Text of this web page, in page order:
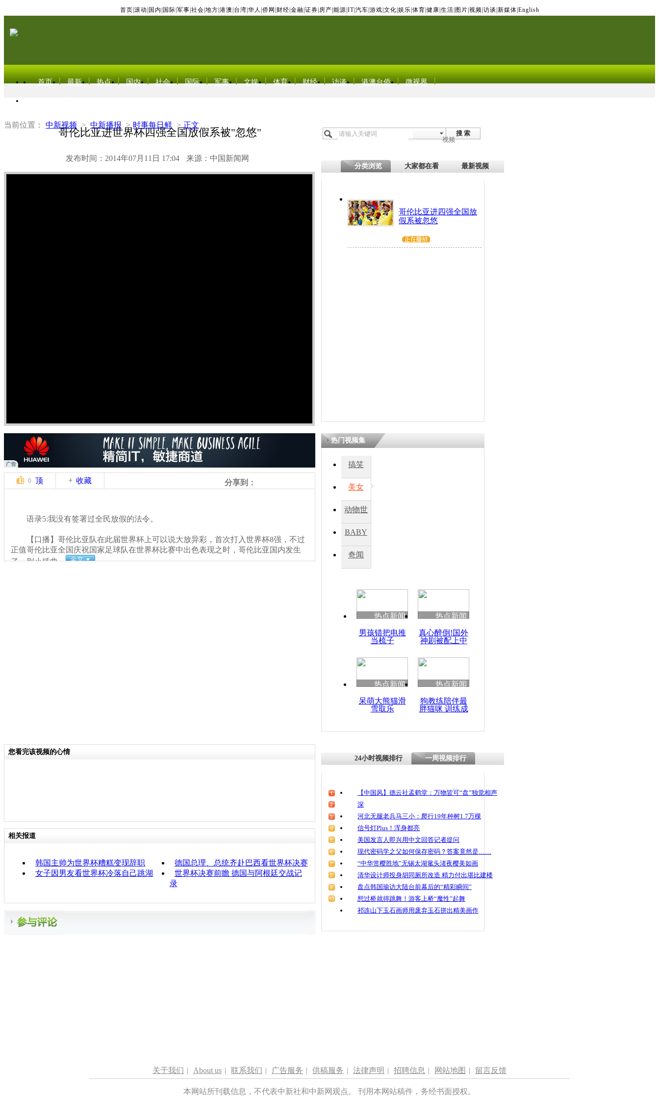
首页 滚动 国内 国际 军事 社会 地方 港澳 台湾 华人 侨网 财经 金融 证券 房产 能源 IT| 汽车 游戏 文化 娱乐 体育 健康 生活 图片 视频 访谈 新媒体 English
首页 最新 热点 国内 社会 国际 军事 文娱 体育 财经 访谈 港澳台侨 微视界
当前位置： 中新视频 > 中新播报 > 时事每日鲜 > 正文
哥伦比亚进世界杯四强全国放假系被"忽悠"
发布时间：2014年07月11日 17:04 来源：中国新闻网
搜 索
视频
分类浏览 大家都在看 最新视频
哥伦比亚进四强全国放
假系被忽悠
0 顶 收藏 分享到：
语录5:我没有签署过全民放假的法令。
【口播】哥伦比亚队在此届世界杯上可以说大放异彩，首次打入世界杯8强，不过
正值哥伦比亚全国庆祝国家足球队在世界杯比赛中出色表现之时，哥伦比亚国内发生
了一则小插曲。
热门视频集
搞笑
美女
动物世
BABY
秀
奇闻
热点新闻
男孩错把电推
当梳子
热点新闻
真心醉倒!国外
神剧被配上中
热点新闻
呆萌大熊猫滑
雪取乐
热点新闻
狗教练陪伴最
胖猫咪 训练成
您看完该视频的心情
相关报道
韩国主帅为世界杯糟糕变现辞职
德国总理、总统齐赴巴西看世界杯决赛
女子因男友看世界杯冷落自己跳湖
世界杯决赛前瞻 德国与阿根廷交战记
录
24小时视频排行 一周视频排行
【中国风】德云社孟鹤堂：万物皆可“盘”独觉相声
深
河北无腿老兵马三小：爬行19年种树1.7万棵
信号灯Plus！浑身都亮
美国发言人即兴用中文回答记者提问
现代密码学之父如何保存密码？答案竟然是……
“中华赏樱胜地”无锡太湖鼋头渚夜樱美如画
清华设计师投身胡同厕所改造 精力付出堪比建楼
盘点韩国瑜访大陆台前幕后的“精彩瞬间”
想过桥就得跳舞！游客上桥“魔性”起舞
祁连山下玉石画师用废弃玉石拼出精美画作
关于我们 | About us | 联系我们 | 广告服务 | 供稿服务 | 法律声明 | 招聘信息 | 网站地图 | 留言反馈
本网站所刊载信息，不代表中新社和中新网观点。 刊用本网站稿件，务经书面授权。